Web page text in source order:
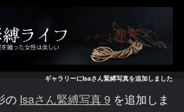
ギャラリーにIsaさん緊縛写真を追加しました
の Isaさん緊縛写真 9 を追加しま